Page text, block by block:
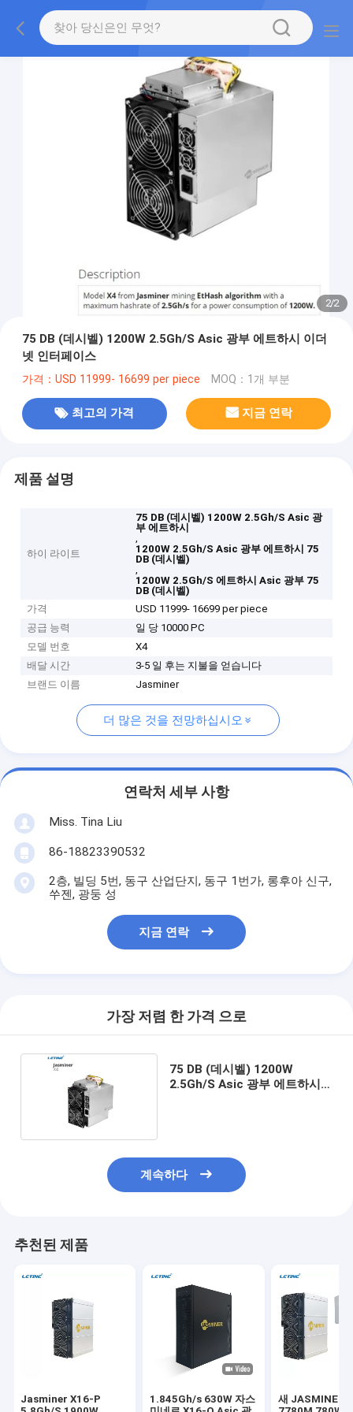
2/2
75 DB (데시벨) 1200W 2.5Gh/S Asic 광부 에트하시 이더
넷 인터페이스
가격：USD 11999- 16699 per piece MOQ：1개 부분
최고의 가격 지금 연락
제품 설명
하이 라이트
75 DB (데시벨) 1200W 2.5Gh/S Asic 광
부 에트하시
,
1200W 2.5Gh/S Asic 광부 에트하시 75
DB (데시벨)
,
1200W 2.5Gh/S 에트하시 Asic 광부 75
DB (데시벨)
가격
USD 11999- 16699 per piece
공급 능력
일 당 10000 PC
모델 번호
X4
배달 시간
3-5 일 후는 지불을 얻습니다
브랜드 이름
Jasminer
더 많은 것을 전망하십시오
연락처 세부 사항
Miss. Tina Liu
86-18823390532
2층, 빌딩 5번, 동구 산업단지, 동구 1번가, 롱후아 신구,
쑤젠, 광둥 성
지금 연락
가장 저렴 한 가격 으로
75 DB (데시벨) 1200W
2.5Gh/S Asic 광부 에트하시
계속하다
추천된 제품
Jasminer X16-P
1.845Gh/s 630W 자스
새 JASMINER